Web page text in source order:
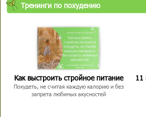
Тренинги по похудению
Как выстроить стройное питание
Похудеть, не считая каждую калорию и без
запрета любимых вкусностей
11